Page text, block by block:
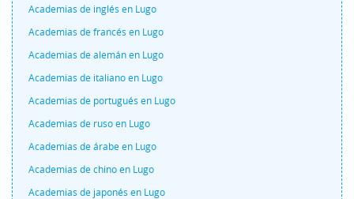
Academias de inglés en Lugo
Academias de francés en Lugo
Academias de alemán en Lugo
Academias de italiano en Lugo
Academias de portugués en Lugo
Academias de ruso en Lugo
Academias de árabe en Lugo
Academias de chino en Lugo
Academias de japonés en Lugo